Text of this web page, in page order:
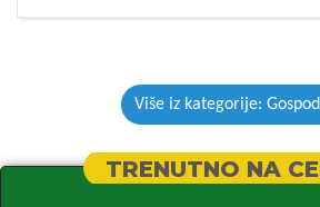
Više iz kategorije:
TRENUTNO NA